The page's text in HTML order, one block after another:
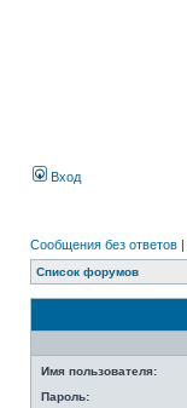
Вход
Сообщения без ответов |
Список форумов
Имя пользователя:
Пароль: